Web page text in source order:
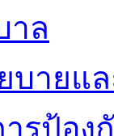
าล
บายแ
รป้อง